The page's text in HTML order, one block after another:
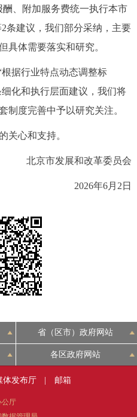
政务
我要咨询 我要建议
人文北京
北京
어
PORTUGUÊS
、附加服务费统一执行本市
条建议，我们部分采纳，主要
具体需要落实和研究。
据行业特点动态调整标
化和执行层面建议，我们将
制度完善中予以研究关注。
心和支持。
北京市发展和改革委员会
2026年6月2日
省（区市）政府网站
各区政府网站
体发布厅 邮箱
公厅